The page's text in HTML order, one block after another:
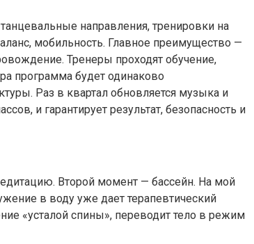
направления, тренировки на
мобильность. Главное преимущество —
Тренеры проходят обучение,
программа будет одинаково
Раз в квартал обновляется музыка и
и гарантирует результат, безопасность и
Второй момент — бассейн. На мой
в воду уже дает терапевтический
«усталой спины», переводит тело в режим